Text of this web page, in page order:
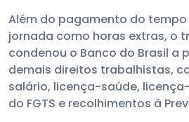
Além do pagamento do
jornada como horas extras, o
condenou o Banco do Brasil a
demais direitos trabalhistas,
salário, licença-saúde,
do FGTS e recolhimentos à